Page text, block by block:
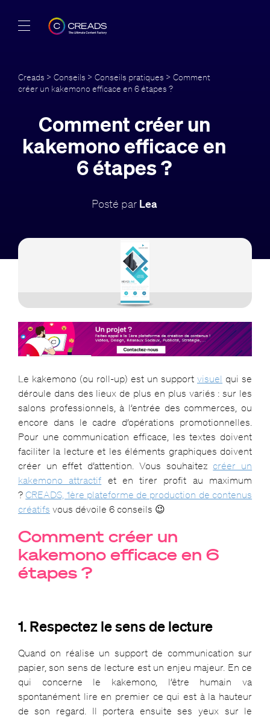
Offres
À propos
Guide
Creads > Conseils > Conseils pratiques > Comment
créer un kakemono efficace en 6 étapes ?
Comment créer un
kakemono efficace en
6 étapes ?
Posté par Lea
Le kakemono (ou roll-up) est un supportvisuel qui se
déroule dans des lieux de plus en plus variés : sur les
salons professionnels, à l’entrée des commerces, ou
encore dans le cadre d’opérations promotionnelles.
Pour une communication efficace, les textes doivent
faciliter la lecture et les éléments graphiques doivent
créer un effet d’attention. Vous souhaitez créer un
kakemono attractif et en tirer profit au maximum
?CREADS, 1ère plateforme de production de contenus
créatifs vous dévoile 6 conseils 😉
Comment créer un
kakemono efficace en 6
étapes ?
1. Respectez le sens de lecture
Quand on réalise un support de communication sur
papier, son sens de lecture est un enjeu majeur. En ce
qui concerne le kakemono, l’être humain va
spontanément lire en premier ce qui est à la hauteur
de son regard. Il portera ensuite ses yeux sur le